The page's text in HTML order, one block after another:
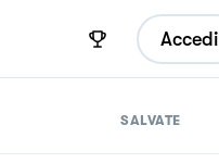
Accedi
SALVATE